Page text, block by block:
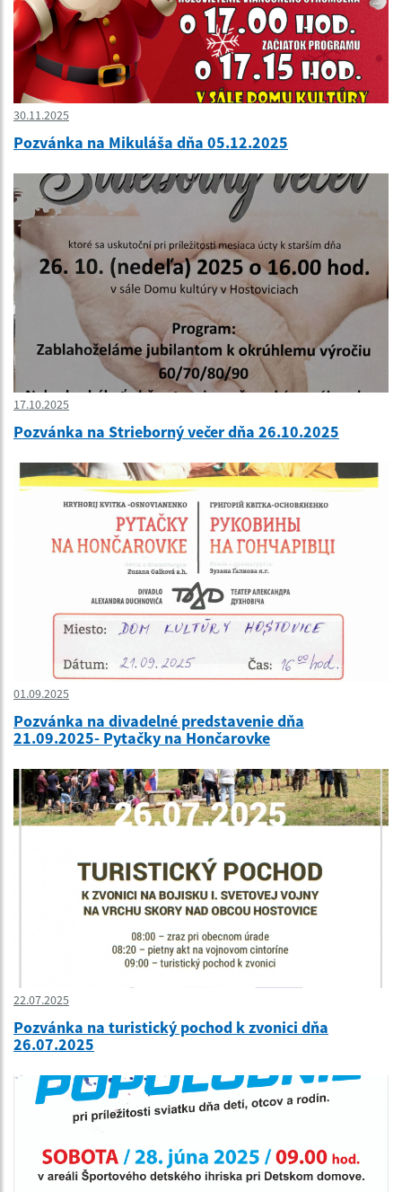
30.11.2025
Pozvánka na Mikuláša dňa 05.12.2025
17.10.2025
Pozvánka na Strieborný večer dňa 26.10.2025
01.09.2025
Pozvánka na divadelné predstavenie dňa
21.09.2025- Pytačky na Hončarovke
22.07.2025
Pozvánka na turistický pochod k zvonici dňa
26.07.2025